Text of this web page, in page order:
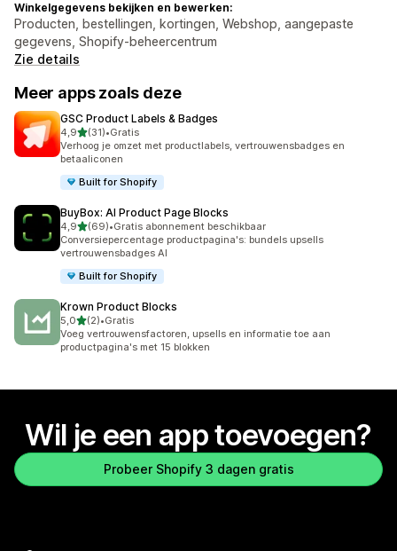
Winkelgegevens bekijken en bewerken:
Producten, bestellingen, kortingen, Webshop, aangepaste
gegevens, Shopify-beheercentrum
Zie details
Meer apps zoals deze
GSC Product Labels & Badges
4,9van 5 sterren
(31)
31 recensies in totaal
•Gratis
Verhoog je omzet met productlabels, vertrouwensbadges en
betaaliconen
Built for Shopify
BuyBox: AI Product Page Blocks
4,9van 5 sterren
(69)
69 recensies in totaal
•Gratis abonnement beschikbaar
Conversiepercentage productpagina's: bundels upsells
vertrouwensbadges AI
Built for Shopify
Krown Product Blocks
5,0van 5 sterren
(2)
2 recensies in totaal
•Gratis
Voeg vertrouwensfactoren, upsells en informatie toe aan
productpagina's met 15 blokken
Wil je een app toevoegen?
Probeer Shopify 3 dagen gratis